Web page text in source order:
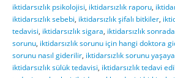
iktidarsızlık psikolojisi iktidarsızlık raporu
iktidarsızlık sebebi iktidarsızlık şifalı bitkiler
tedavisi iktidarsızlık sigara iktidarsızlık
sorunu iktidarsızlık sorunu için hangi doktora
sorunu nasıl giderilir iktidarsızlık sorunu
iktidarsızlık sülük tedavisi iktidarsızlık tedavi